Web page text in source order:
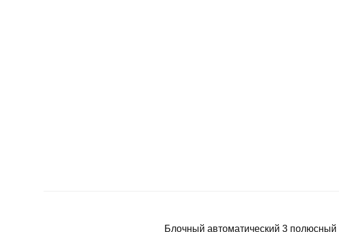
Блочный автоматический 3